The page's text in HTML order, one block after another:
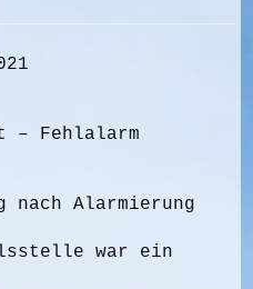
– Fehlalarm
Alarmierung
war ein